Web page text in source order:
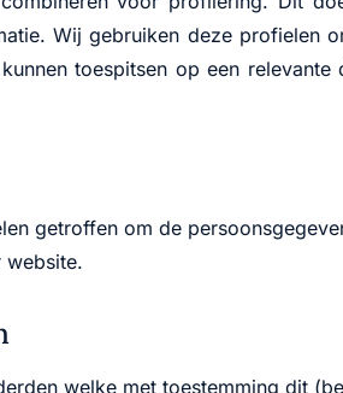
Wij gebruiken deze profielen
toespitsen op een
getroffen om de
website.
welke met toestemming dit